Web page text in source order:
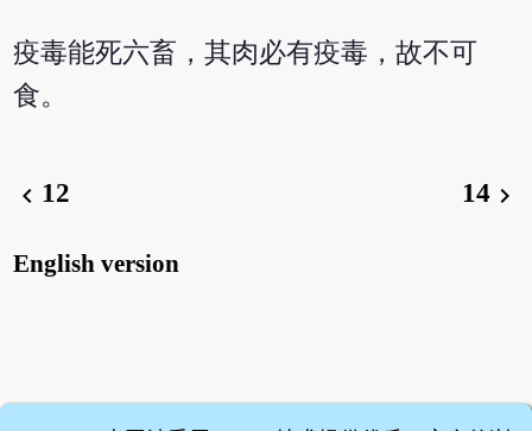
疫毒能死六畜，其肉必有疫毒，故不可
食。
chevron_left 12 14 chevron_right
English version